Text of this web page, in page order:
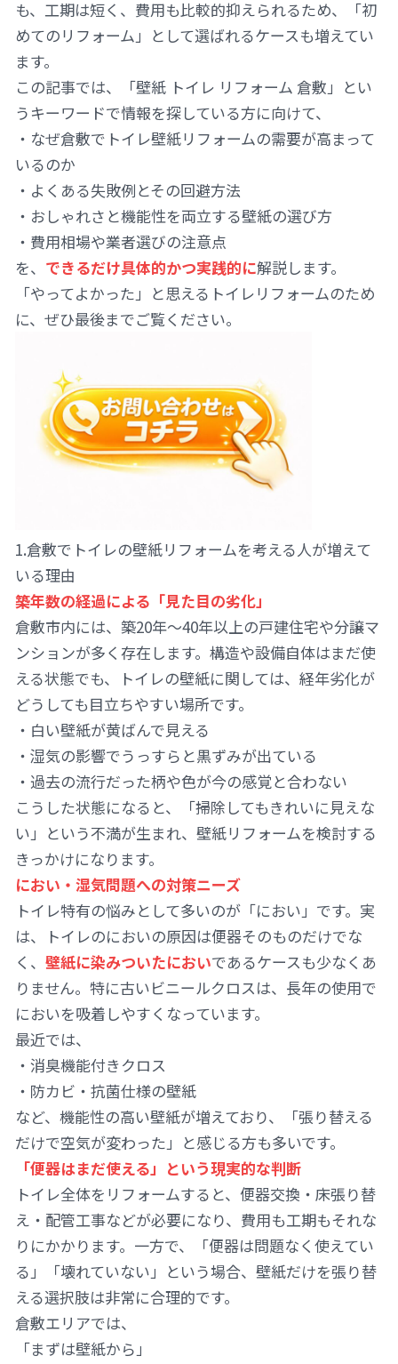
も、工期は短く、費用も比較的抑えられるため、「初
めてのリフォーム」として選ばれるケースも増えてい
ます。
この記事では、「壁紙 トイレ リフォーム 倉敷」とい
うキーワードで情報を探している方に向けて、
・なぜ倉敷でトイレ壁紙リフォームの需要が高まって
いるのか
・よくある失敗例とその回避方法
・おしゃれさと機能性を両立する壁紙の選び方
・費用相場や業者選びの注意点
を、 できるだけ具体的かつ実践的に解説します。
「やってよかった」と思えるトイレリフォームのため
に、ぜひ最後までご覧ください。
1.倉敷でトイレの壁紙リフォームを考える人が増えて
いる理由
築年数の経過による「見た目の劣化」
倉敷市内には、築20年〜40年以上の戸建住宅や分譲マ
ンションが多く存在します。構造や設備自体はまだ使
える状態でも、トイレの壁紙に関しては、経年劣化が
どうしても目立ちやすい場所です。
・白い壁紙が黄ばんで見える
・湿気の影響でうっすらと黒ずみが出ている
・過去の流行だった柄や色が今の感覚と合わない
こうした状態になると、「掃除してもきれいに見えな
い」という不満が生まれ、壁紙リフォームを検討する
きっかけになります。
におい・湿気問題への対策ニーズ
トイレ特有の悩みとして多いのが「におい」です。実
は、トイレのにおいの原因は便器そのものだけでな
く、 壁紙に染みついたにおいであるケースも少なくあ
りません。特に古いビニールクロスは、長年の使用で
においを吸着しやすくなっています。
最近では、
・消臭機能付きクロス
・防カビ・抗菌仕様の壁紙
など、機能性の高い壁紙が増えており、「張り替える
だけで空気が変わった」と感じる方も多いです。
「便器はまだ使える」という現実的な判断
トイレ全体をリフォームすると、便器交換・床張り替
え・配管工事などが必要になり、費用も工期もそれな
りにかかります。一方で、「便器は問題なく使えてい
る」「壊れていない」という場合、壁紙だけを張り替
える選択肢は非常に合理的です。
倉敷エリアでは、
「まずは壁紙から」